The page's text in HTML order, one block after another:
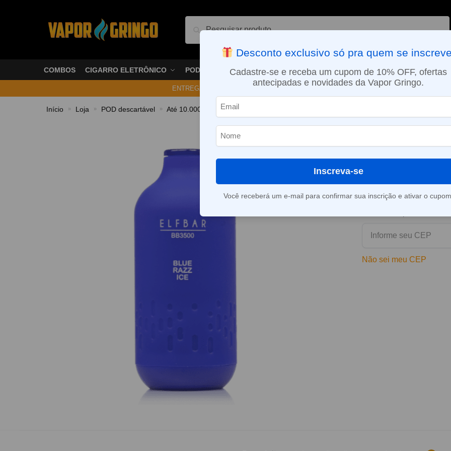
Pesquisar
COMBOS CIGARRO ELETRÔNICO PODS VAPORIZADOR DE ERVAS E-LIQUÍDOS NICOTINA ORAL
ENTREGA NO MESMO DIA EM SÃO PAULO (SEG A SEX): PEDIDOS APROVADOS ATÉ
Início » Loja » POD descartável » Até 10.000 Puffs » Pod descartável Elf Bar BB – 3000 Puffs – Blue Razz Ice
Pod
3000 Puffs –
Este produto está fora
Consultar prazo e valor
Não sei meu CEP
Desconto exclusivo só pra quem se
Cadastre-se e receba um cupom de 10% OFF, ofertas
antecipadas e novidades da Vapor Gringo.
Inscreva-se
Você receberá um e-mail para confirmar sua inscrição e ativar o